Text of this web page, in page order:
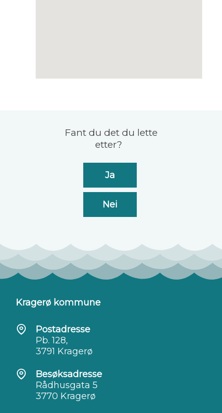
Fant du det du lette
etter?
Ja
Nei
Kragerø kommune
Postadresse
Pb. 128,
3791 Kragerø
Besøksadresse
Rådhusgata 5
3770 Kragerø